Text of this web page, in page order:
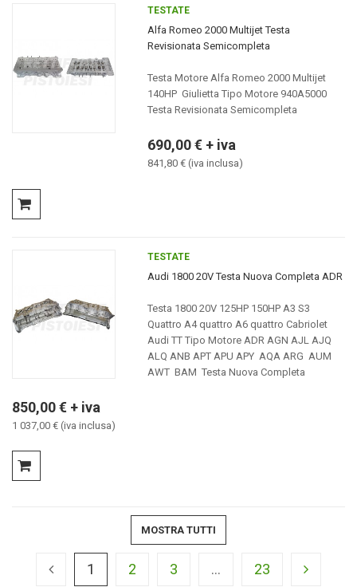
TESTATE
Alfa Romeo 2000 Multijet Testa
Revisionata Semicompleta
Testa Motore Alfa Romeo 2000 Multijet
140HP Giulietta Tipo Motore 940A5000
Testa Revisionata Semicompleta
690,00 € + iva
841,80 € (iva inclusa)
TESTATE
Audi 1800 20V Testa Nuova Completa ADR
Testa 1800 20V 125HP 150HP A3 S3
Quattro A4 quattro A6 quattro Cabriolet
Audi TT Tipo Motore ADR AGN AJL AJQ
ALQ ANB APT APU APY AQA ARG AUM
AWT BAM Testa Nuova Completa
850,00 € + iva
1 037,00 € (iva inclusa)
MOSTRA TUTTI
1 2 3 ... 23